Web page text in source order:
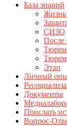
База знаний
Жизнь
СИЗО
После
Этап
Личный
Документы
Прислать
Вопрос-